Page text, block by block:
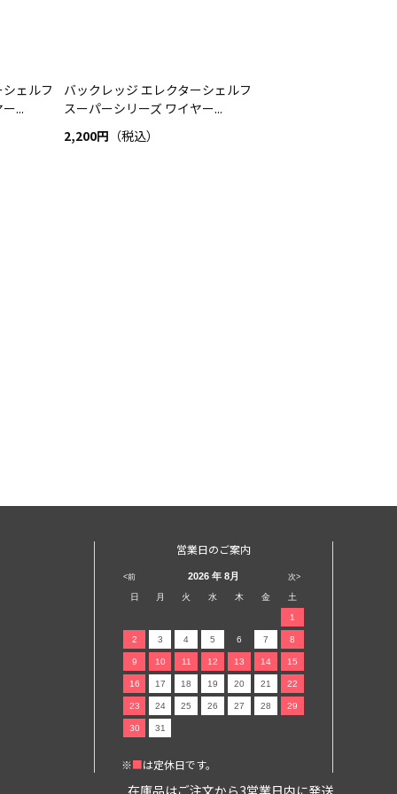
ェルフ
...
バックレッジ エレクターシェルフ
スーパーシリーズ ワイヤー...
2,200円 （税込）
営業日のご案内
<前 次>
2026 年 8月
日 月 火 水 木 金 土
1
2 3 4 5 6 7 8
9 10 11 12 13 14 15
16 17 18 19 20 21 22
23 24 25 26 27 28 29
30 31
※■は定休日です。
在庫品はご注文から3営業日内に発送